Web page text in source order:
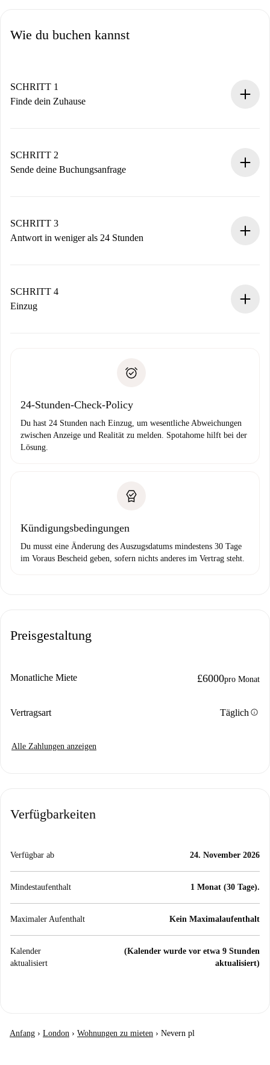
Wie du buchen kannst
SCHRITT 1
Finde dein Zuhause
Du erhältst alle notwendigen Informationen im Voraus.
SCHRITT 2
Sende deine Buchungsanfrage
Denk daran, dass wir dich erst belasten, wenn der
Vermieter zustimmt.
SCHRITT 3
Antwort in weniger als 24 Stunden
stellen den Kontakt her.
Wenn der Vermieter ablehnen muss, entstehen keine
SCHRITT 4
Einzug
24-Stunden-Check-Policy
Du hast 24 Stunden nach Einzug, um wesentliche Abweichungen
zwischen Anzeige und Realität zu melden. Spotahome hilft bei der
Lösung.
Kündigungsbedingungen
Du musst eine Änderung des Auszugsdatums mindestens 30 Tage
im Voraus Bescheid geben, sofern nichts anderes im Vertrag steht.
Preisgestaltung
Monatliche Miete £6000pro Monat
Vertragsart Täglichinfo
Alle Zahlungen anzeigen
Verfügbarkeiten
Verfügbar ab 24. November 2026
Mindestaufenthalt 1 Monat (30 Tage).
Maximaler Aufenthalt Kein Maximalaufenthalt
Kalender
aktualisiert
(Kalender wurde vor etwa 9 Stunden
aktualisiert)
Anfang › London › Wohnungen zu mieten › Nevern pl